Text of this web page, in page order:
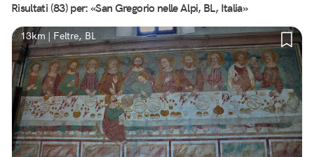
Risultati (83) per: «San Gregorio nelle Alpi, BL, Italia»
13km | Feltre, BL